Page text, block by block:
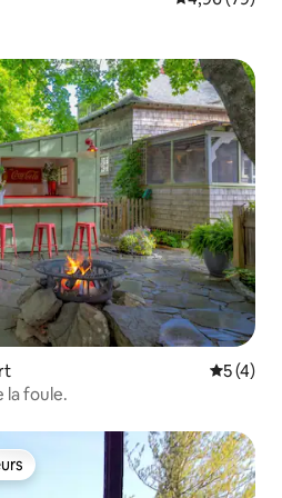
Note
5 (4)
la foule.
parmi les plus aimés